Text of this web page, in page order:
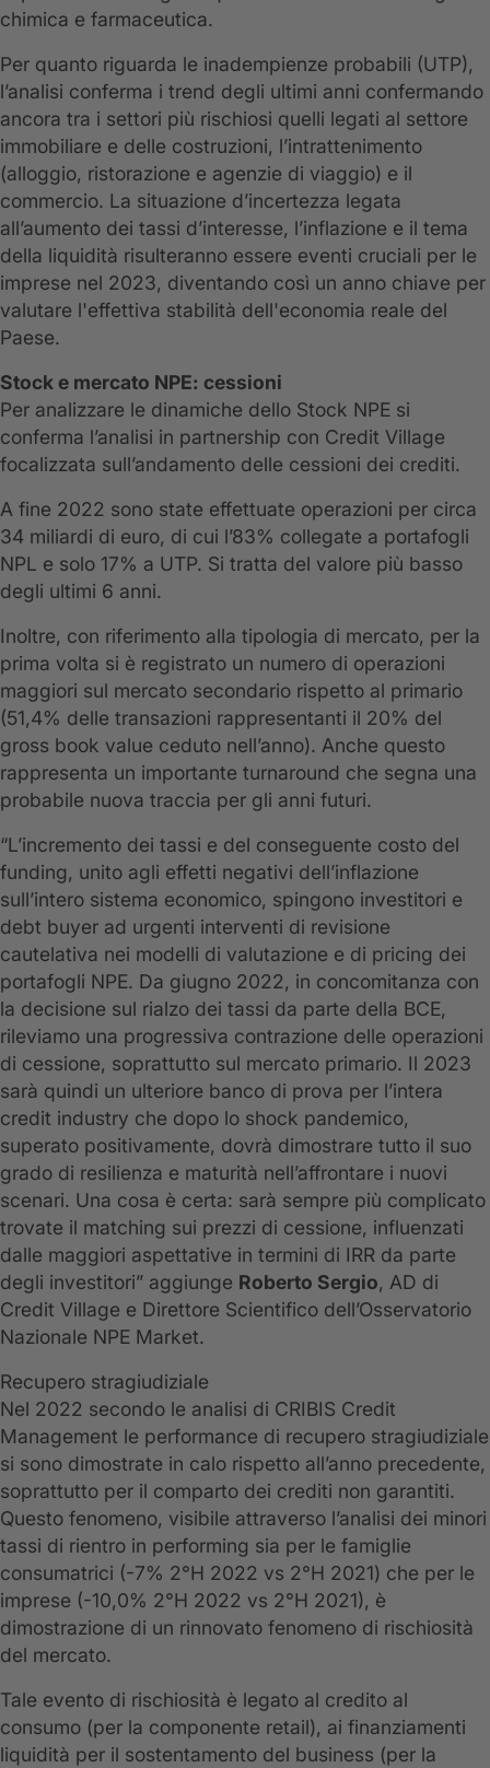
chimica e farmaceutica.
Per quanto riguarda le inadempienze probabili (UTP),
l’analisi conferma i trend degli ultimi anni confermando
ancora tra i settori più rischiosi quelli legati al settore
immobiliare e delle costruzioni, l’intrattenimento
(alloggio, ristorazione e agenzie di viaggio) e il
commercio. La situazione d’incertezza legata
all’aumento dei tassi d’interesse, l’inflazione e il tema
della liquidità risulteranno essere eventi cruciali per le
imprese nel 2023, diventando così un anno chiave per
valutare l'effettiva stabilità dell'economia reale del
Paese.
Stock e mercato NPE: cessioni
Per analizzare le dinamiche dello Stock NPE si
conferma l’analisi in partnership con Credit Village
focalizzata sull’andamento delle cessioni dei crediti.
A fine 2022 sono state effettuate operazioni per circa
34 miliardi di euro, di cui l’83% collegate a portafogli
NPL e solo 17% a UTP. Si tratta del valore più basso
degli ultimi 6 anni.
Inoltre, con riferimento alla tipologia di mercato, per la
prima volta si è registrato un numero di operazioni
maggiori sul mercato secondario rispetto al primario
(51,4% delle transazioni rappresentanti il 20% del
gross book value ceduto nell’anno). Anche questo
rappresenta un importante turnaround che segna una
probabile nuova traccia per gli anni futuri.
“L’incremento dei tassi e del conseguente costo del
funding, unito agli effetti negativi dell’inflazione
sull’intero sistema economico, spingono investitori e
debt buyer ad urgenti interventi di revisione
cautelativa nei modelli di valutazione e di pricing dei
portafogli NPE. Da giugno 2022, in concomitanza con
la decisione sul rialzo dei tassi da parte della BCE,
rileviamo una progressiva contrazione delle operazioni
di cessione, soprattutto sul mercato primario. Il 2023
sarà quindi un ulteriore banco di prova per l’intera
credit industry che dopo lo shock pandemico,
superato positivamente, dovrà dimostrare tutto il suo
grado di resilienza e maturità nell’affrontare i nuovi
scenari. Una cosa è certa: sarà sempre più complicato
trovate il matching sui prezzi di cessione, influenzati
dalle maggiori aspettative in termini di IRR da parte
degli investitori” aggiunge Roberto Sergio, AD di
Credit Village e Direttore Scientifico dell’Osservatorio
Nazionale NPE Market.
Recupero stragiudiziale
Nel 2022 secondo le analisi di CRIBIS Credit
Management le performance di recupero stragiudiziale
si sono dimostrate in calo rispetto all’anno precedente,
soprattutto per il comparto dei crediti non garantiti.
Questo fenomeno, visibile attraverso l’analisi dei minori
tassi di rientro in performing sia per le famiglie
consumatrici (-7% 2°H 2022 vs 2°H 2021) che per le
imprese (-10,0% 2°H 2022 vs 2°H 2021), è
dimostrazione di un rinnovato fenomeno di rischiosità
del mercato.
Tale evento di rischiosità è legato al credito al
consumo (per la componente retail), ai finanziamenti
liquidità per il sostentamento del business (per la